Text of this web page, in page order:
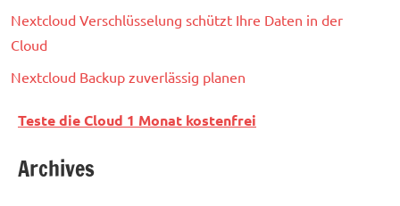
Nextcloud Verschlüsselung schützt Ihre Daten in der
Cloud
Nextcloud Backup zuverlässig planen
Teste die Cloud 1 Monat kostenfrei
Archives